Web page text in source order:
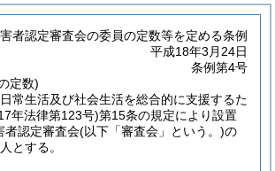
者認定審査会の委員の定数等を定める条例
平成18年3月24日
条例第4号
定数)
常生活及び社会生活を総合的に支援するた
年法律第123号)第15条の規定により設置
者認定審査会(以下「審査会」という。)の
とする。